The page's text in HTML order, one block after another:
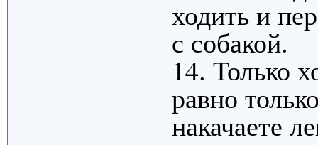
ходить и
с собакой.
14. Только
равно
накачаете